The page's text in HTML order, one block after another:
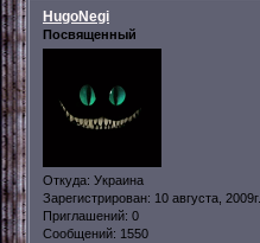
HugoNegi
Посвященный
Откуда: Украина
Зарегистрирован: 10 августа, 2009г.
Приглашений: 0
Сообщений: 1550